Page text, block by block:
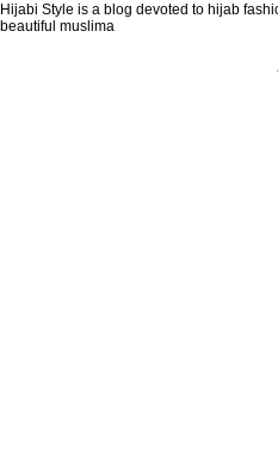
Hijabi Style is a blog devoted to hijab
beautiful muslima